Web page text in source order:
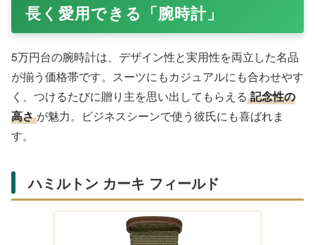
長く愛用できる「腕時計」
5万円台の腕時計は、デザイン性と実用性を両立した名品
が揃う価格帯です。スーツにもカジュアルにも合わせやす
く、つけるたびに贈り主を思い出してもらえる 記念性の
高さ が魅力。ビジネスシーンで使う彼氏にも喜ばれま
す。
ハミルトン カーキ フィールド